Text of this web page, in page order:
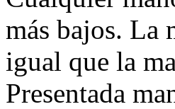
más bajos. La
igual que la
Presentada